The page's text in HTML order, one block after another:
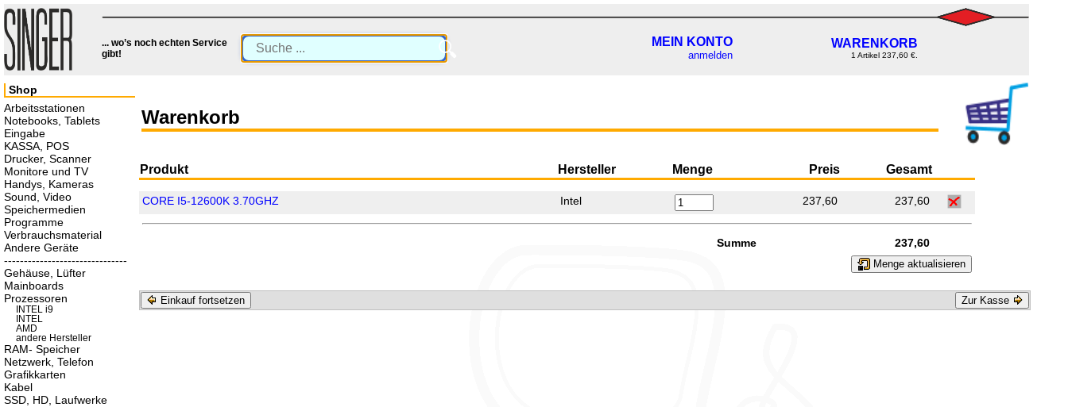
... wo’s noch echten Service
gibt!
🔍 MEIN KONTO
anmelden
WARENKORB
1 Artikel 237,60 €.
Warenkorb
Produkt Hersteller Menge Preis Gesamt
CORE I5-12600K 3.70GHZ Intel 237,60 237,60
Summe 237,60
Menge aktualisieren
Einkauf fortsetzen Zur Kasse
Shop
Arbeitsstationen
Notebooks, Tablets
Eingabe
KASSA, POS
Drucker, Scanner
Monitore und TV
Handys, Kameras
Sound, Video
Speichermedien
Programme
Verbrauchsmaterial
Andere Geräte
-------------------------------
Gehäuse, Lüfter
Mainboards
Prozessoren
INTEL i9
INTEL
AMD
andere Hersteller
RAM- Speicher
Netzwerk, Telefon
Grafikkarten
Kabel
SSD, HD, Laufwerke